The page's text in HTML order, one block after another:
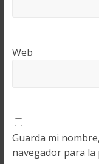
Web
Guarda mi
navegador para la